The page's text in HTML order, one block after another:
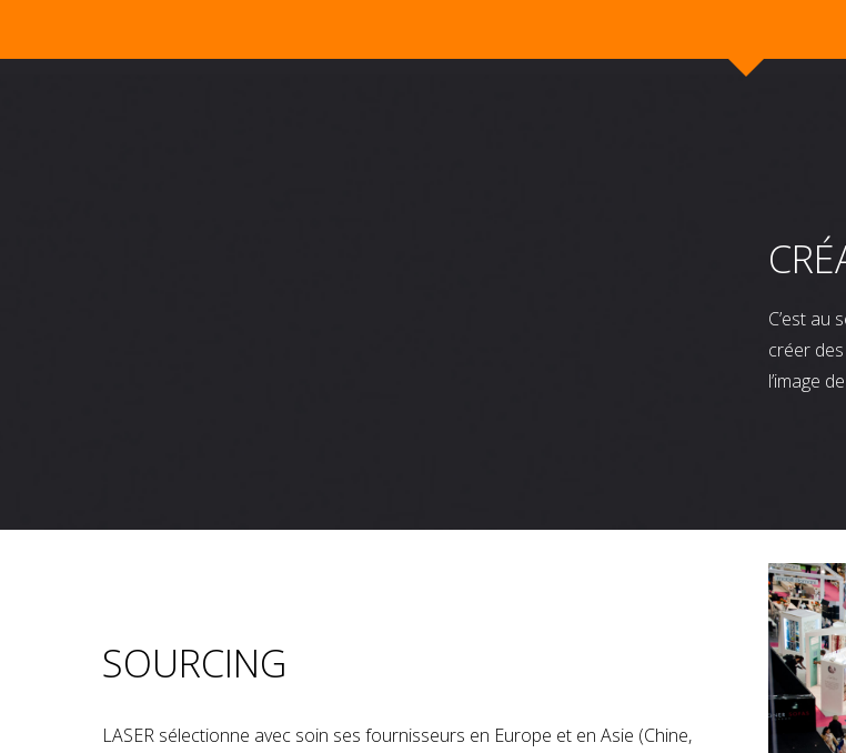
C’est au
créer
l’image
SOURCING
LASER sélectionne avec soin ses fournisseurs en Europe et en Asie (Chine,